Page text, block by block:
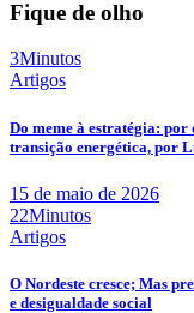
Fique de olho
3Minutos
Artigos
Do meme à estratégia:
transição energética, por
15 de maio de 2026
22Minutos
Artigos
O Nordeste cresce; Mas
e desigualdade social